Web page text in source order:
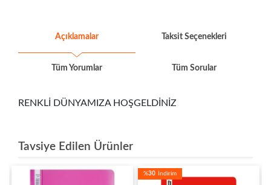
Açıklamalar Taksit Seçenekleri
Tüm Yorumlar Tüm Sorular
RENKLİ DÜNYAMIZA HOŞGELDİNİZ
Tavsiye Edilen Ürünler
%30 İndirim